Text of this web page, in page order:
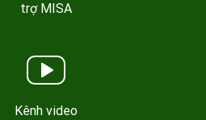
trợ MISA
Kênh video